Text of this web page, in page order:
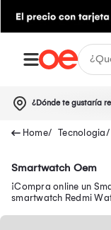
¿Dónde te gustaría
Tecnologia
Smartwatch Oem
¡Compra online un
smartwatch Redmi